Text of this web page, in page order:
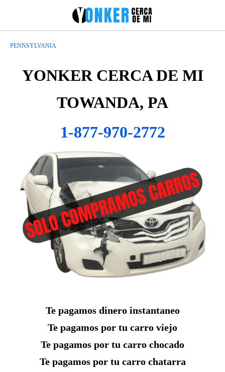
PENNSYLVANIA
YONKER CERCA DE MI
TOWANDA, PA
1-877-970-2772
Te pagamos dinero instantaneo
Te pagamos por tu carro viejo
Te pagamos por tu carro chocado
Te pagamos por tu carro chatarra